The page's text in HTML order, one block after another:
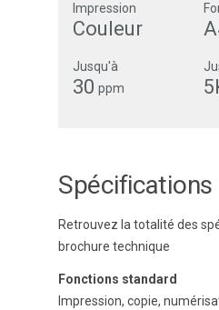
Impression
Couleur
Jusqu'à
30 ppm
Spécifications
Retrouvez la totalité des
brochure technique
Fonctions standard
Impression, copie,